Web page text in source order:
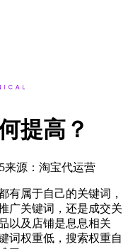
提高？
来源：淘宝代运营
属于自己的关键词，
广关键词，还是成交关
以及店铺是息息相关
词权重低，搜索权重自